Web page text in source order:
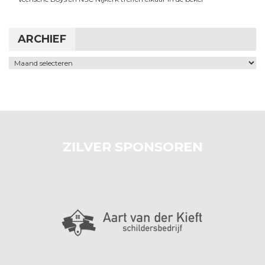
ARCHIEF
Archief
ZILVER SPONSOREN